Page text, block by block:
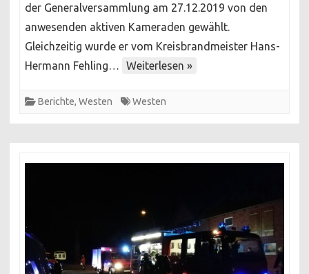
Westen
der Generalversammlung am 27.12.2019 von den
anwesenden aktiven Kameraden gewählt.
Gleichzeitig wurde er vom Kreisbrandmeister Hans-
Hermann Fehling…
Weiterlesen »
Berichte, Westen Westen